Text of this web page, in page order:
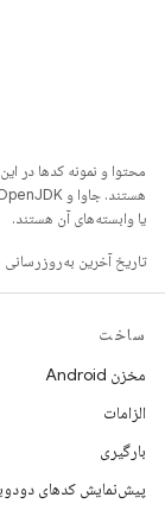
محتوا و نمونه کدها در
یا وابسته‌های آن هستند.
تاریخ آخرین به‌روزرسانی 2024-09-05 به‌وقت ساعت هماهنگ جهانی.
ساخت
مخزن Android
الزامات
بارگیری
پیش‌نمایش کدهای